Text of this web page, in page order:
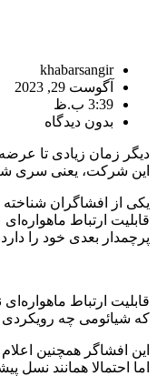
khabarsangir
آگوست 29, 2023
3:39 ب.ظ
بدون دیدگاه
این شرکت، یعنی سری شیائومی ۱۴ نیز آغاز شده و شاهد افشای برخی از مشخصات
پرچمدار بعدی خود را
که شیائومی چه
اما احتمالا همانند نسل